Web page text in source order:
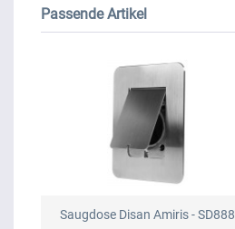
Passende Artikel
Saugdose Disan Amiris - SD888